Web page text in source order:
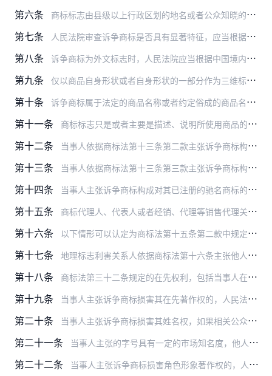
第六条 商标标志由县级以上行政区划的地名或者公众知晓的外国地名和其他要素组成，如果整体上具有区别于地名的含义，人民法院应当认定其不属于商标法第十条第二款所指情形。
第七条 人民法院审查诉争商标是否具有显著特征，应当根据商标所指定使用商品的相关公众的通常认识，判断该商标整体上是否具有显著特征。商标标志中含有描述性要素，但不影响其整体…
第八条 诉争商标为外文标志时，人民法院应当根据中国境内相关公众的通常认识，对该外文商标是否具有显著特征进行审查判断。标志中外文的固有含义可能影响其在指定使用商品上的显著…
第九条 仅以商品自身形状或者自身形状的一部分作为三维标志申请注册商标，相关公众一般情况下不易将其识别为指示商品来源标志的，该三维标志不具有作为商标的显著特征。
第十条 诉争商标属于法定的商品名称或者约定俗成的商品名称的，人民法院应当认定其属于商标法第十一条第一款第（一）项所指的通用名称。依据法律规定或者国家标准、行业标准属于商…
第十一条 商标标志只是或者主要是描述、说明所使用商品的质量、主要原料、功能、用途、重量、数量、产地等的，人民法院应当认定其属于商标法第十一条第一款第（二）项规定的情形。商…
第十二条 当事人依据商标法第十三条第二款主张诉争商标构成对其未注册的驰名商标的复制、摹仿或者翻译而不应予以注册或者应予无效的，人民法院应当综合考量如下因素以及因素之间的相…
第十三条 当事人依据商标法第十三条第三款主张诉争商标构成对其已注册的驰名商标的复制、摹仿或者翻译而不应予以注册或者应予无效的，人民法院应当综合考虑如下因素，以认定诉争商标…
第十四条 当事人主张诉争商标构成对其已注册的驰名商标的复制、摹仿或者翻译而不应予以注册或者应予无效，商标评审委员会依据商标法第三十条规定裁决支持其主张的，如果诉争商标注册…
第十五条 商标代理人、代表人或者经销、代理等销售代理关系意义上的代理人、代表人未经授权，以自己的名义将与被代理人或者被代表人的商标相同或者近似的商标在相同或者类似商品上申…
第十六条 以下情形可以认定为商标法第十五条第二款中规定的“其他关系”：
第十七条 地理标志利害关系人依据商标法第十六条主张他人商标不应予以注册或者应予无效，如果诉争商标指定使用的商品与地理标志产品并非相同商品，而地理标志利害关系人能够证明诉争…
第十八条 商标法第三十二条规定的在先权利，包括当事人在诉争商标申请日之前享有的民事权利或者其他应予保护的合法权益。诉争商标核准注册时在先权利已不存在的，不影响诉争商标的注…
第十九条 当事人主张诉争商标损害其在先著作权的，人民法院应当依照著作权法等相关规定，对所主张的客体是否构成作品、当事人是否为著作权人或者其他有权主张著作权的利害关系人以及…
第二十条 当事人主张诉争商标损害其姓名权，如果相关公众认为该商标标志指代了该自然人，容易认为标记有该商标的商品系经过该自然人许可或者与该自然人存在特定联系的，人民法院应当…
第二十一条 当事人主张的字号具有一定的市场知名度，他人未经许可申请注册与该字号相同或者近似的商标，容易导致相关公众对商品来源产生混淆，当事人以此主张构成在先权益的，人民法院…
第二十二条 当事人主张诉争商标损害角色形象著作权的，人民法院按照本规定第十九条进行审查。